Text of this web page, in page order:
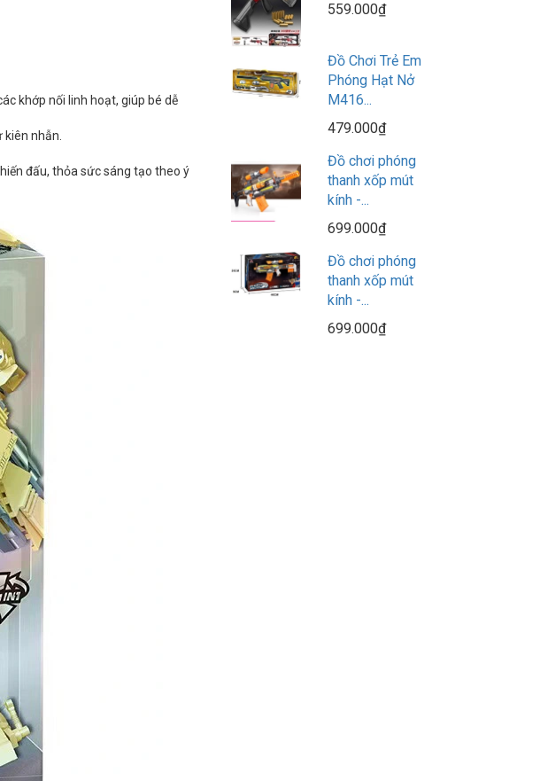
khớp nối linh hoạt, giúp bé dễ
kiên nhẫn.
đấu, thỏa sức sáng tạo theo ý
559.000₫
Đồ Chơi Trẻ Em
Phóng Hạt Nở
M416...
479.000₫
Đồ chơi phóng
thanh xốp mút
kính -...
699.000₫
Đồ chơi phóng
thanh xốp mút
kính -...
699.000₫